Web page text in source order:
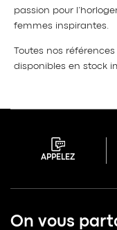
passion pour
femmes inspirantes.
Toutes nos
disponibles en stock
APPELEZ
On vous